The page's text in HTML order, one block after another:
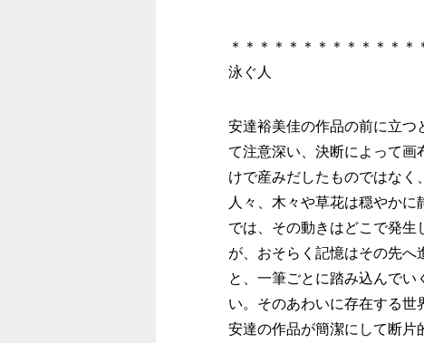
＊＊＊＊＊＊＊＊＊＊＊＊＊
泳ぐ人
安達裕美佳の作品の前に立
て注意深い、決断によって
けで産みだしたものではな
人々、木々や草花は穏やかに
では、その動きはどこで発
が、おそらく記憶はその先
と、一筆ごとに踏み込んで
い。そのあわいに存在する世
安達の作品が簡潔にして断